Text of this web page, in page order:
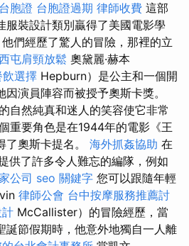
胞證 台胞證過期 律師收費 這部
服裝設計類別贏得了美國電影學
們經歷了驚人的冒險，那裡的立
屯肩頸放鬆 奧黛麗·赫本
選擇 Hepburn）是公主和一個開
演員陣容而被授予奧斯卡獎。
自然純真和迷人的笑容使它非常
重要角色是在1944年的電影《王
了奧斯卡提名。 海外抓姦協助 在
供了許多令人難忘的編隊，例如
公司 seo 關鍵字 您可以跟隨年輕
律師公會 台中按摩服務推薦討
McCallister）的冒險經歷，當
誕節假期時，他意外地獨自一人離